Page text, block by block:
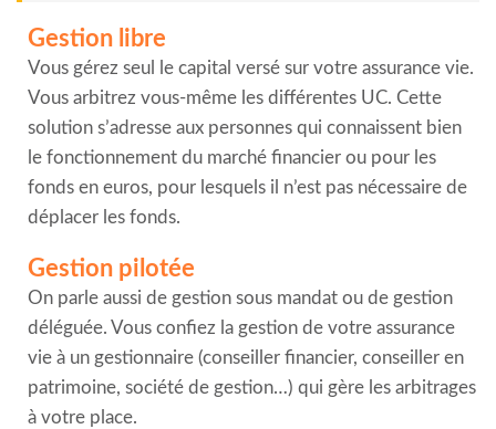
Gestion libre
Vous gérez seul le capital versé sur votre assurance vie.
Vous arbitrez vous-même les différentes UC. Cette
solution s’adresse aux personnes qui connaissent bien
le fonctionnement du marché financier ou pour les
fonds en euros, pour lesquels il n’est pas nécessaire de
déplacer les fonds.
Gestion pilotée
On parle aussi de gestion sous mandat ou de gestion
déléguée. Vous confiez la gestion de votre assurance
vie à un gestionnaire (conseiller financier, conseiller en
patrimoine, société de gestion…) qui gère les arbitrages
à votre place.